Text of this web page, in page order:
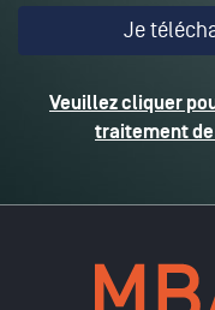
Veuillez cliquer
traitement